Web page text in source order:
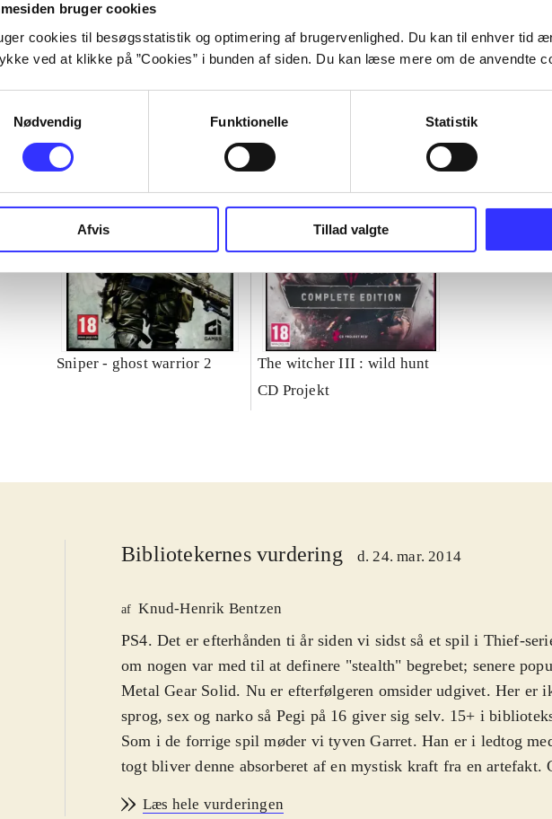
bruger cookies
cookies til besøgsstatistik og optimering af brugervenlighed. Du kan til enhver tid
ved at klikke på ”Cookies” i bunden af siden. Du kan læse mere om de anvendte
Nødvendig
Funktionelle Statistik
Afvis Tillad valgte
...
Sniper - ghost warrior 2
The witcher III : wild hunt
CD Projekt
Bibliotekernes vurdering d. 24. mar. 2014
af Knud-Henrik Bentzen
PS4. Det er efterhånden ti år siden vi sidst så et spil i Thief-
om nogen var med til at definere "stealth" begrebet; senere
Metal Gear Solid. Nu er efterfølgeren omsider udgivet. Her er
sprog, sex og narko så Pegi på 16 giver sig selv. 15+ i
Som i de forrige spil møder vi tyven Garret. Han er i ledtog
togt bliver denne absorberet af en mystisk kraft fra en artefakt.
Læs hele vurderingen